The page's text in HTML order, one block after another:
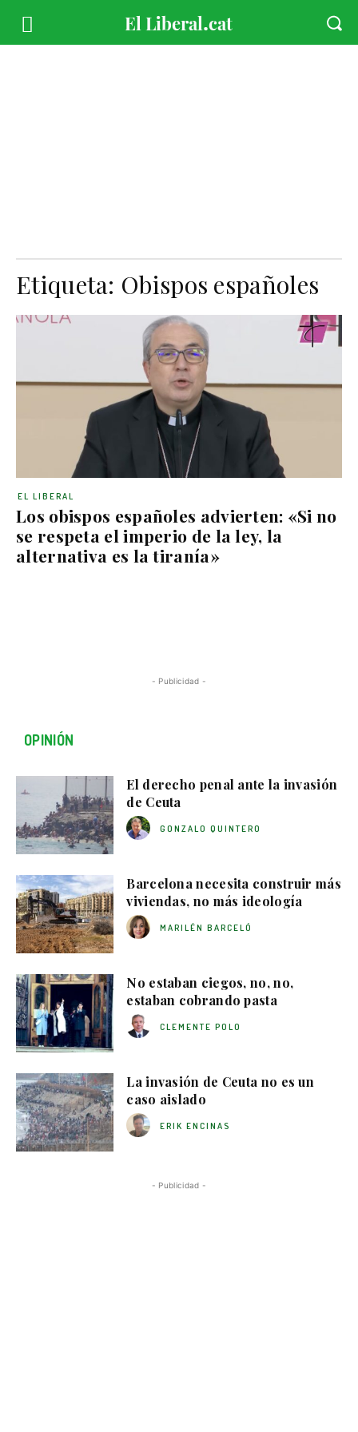
Etiqueta: Obispos españoles
Los obispos españoles advierten: «Si no
se respeta el imperio de la ley, la
alternativa es la tiranía»
EL LIBERAL
- Publicidad -
OPINIÓN
El derecho penal ante la invasión
de Ceuta
GONZALO QUINTERO
Barcelona necesita construir más
viviendas, no más ideología
MARILÉN BARCELÓ
No estaban ciegos, no, no,
estaban cobrando pasta
CLEMENTE POLO
La invasión de Ceuta no es un
caso aislado
ERIK ENCINAS
- Publicidad -